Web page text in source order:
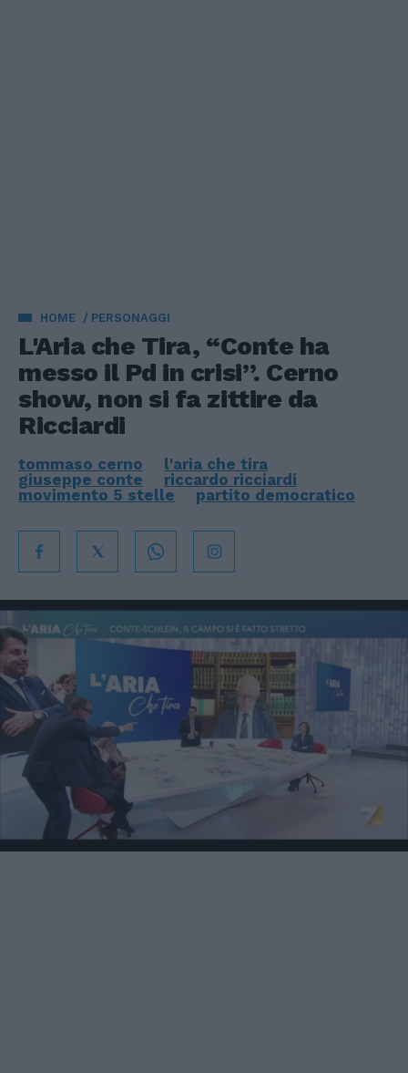
HOME PERSONAGGI
L'Aria che Tira, “Conte ha
messo il Pd in crisi”. Cerno
show, non si fa zittire da
Ricciardi
tommaso cerno
l'aria che tira
giuseppe conte
riccardo ricciardi
movimento 5 stelle
partito democratico